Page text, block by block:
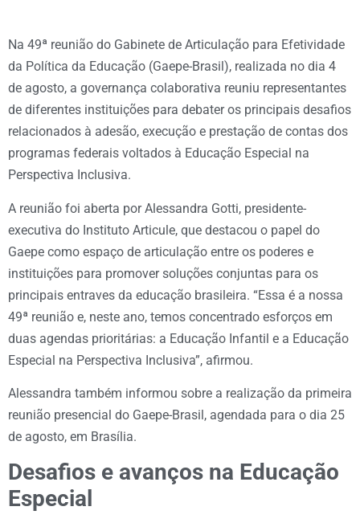
Na 49ª reunião do Gabinete de Articulação para Efetividade
da Política da Educação (Gaepe-Brasil), realizada no dia 4
de agosto, a governança colaborativa reuniu representantes
de diferentes instituições para debater os principais desafios
relacionados à adesão, execução e prestação de contas dos
programas federais voltados à Educação Especial na
Perspectiva Inclusiva.
A reunião foi aberta por Alessandra Gotti, presidente-
executiva do Instituto Articule, que destacou o papel do
Gaepe como espaço de articulação entre os poderes e
instituições para promover soluções conjuntas para os
principais entraves da educação brasileira. “Essa é a nossa
49ª reunião e, neste ano, temos concentrado esforços em
duas agendas prioritárias: a Educação Infantil e a Educação
Especial na Perspectiva Inclusiva”, afirmou.
Alessandra também informou sobre a realização da primeira
reunião presencial do Gaepe-Brasil, agendada para o dia 25
de agosto, em Brasília.
Desafios e avanços na Educação
Especial